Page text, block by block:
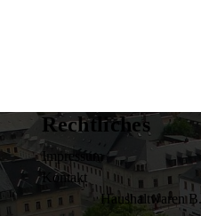
Rechtliches
Impressum
Kontakt
Haushaltwaren